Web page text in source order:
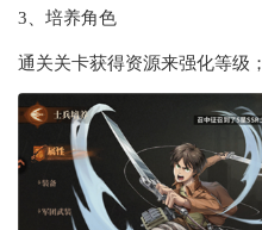
3、培养角色
通关关卡获得资源来强化等级；